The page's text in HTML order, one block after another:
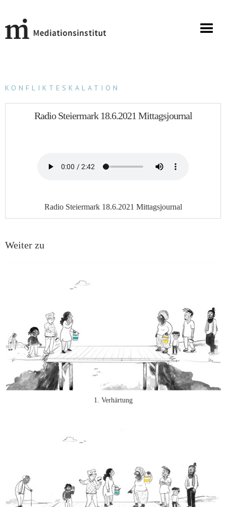
KONFLIKTESKALATION
Radio Steiermark 18.6.2021 Mittagsjournal
Radio Steiermark 18.6.2021 Mittagsjournal
Weiter zu
1. Verhärtung